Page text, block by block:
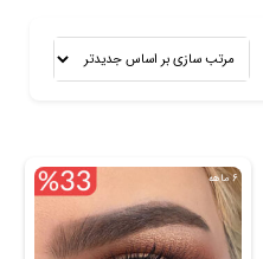
6 ماهه